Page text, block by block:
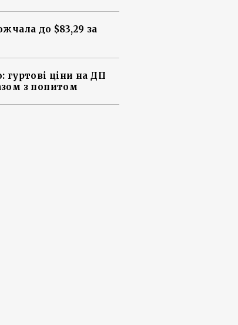
до $83,29 за
гуртові ціни на ДП
з попитом